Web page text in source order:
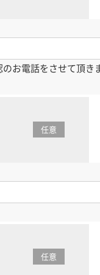
お電話をさせて頂き
任意
任意